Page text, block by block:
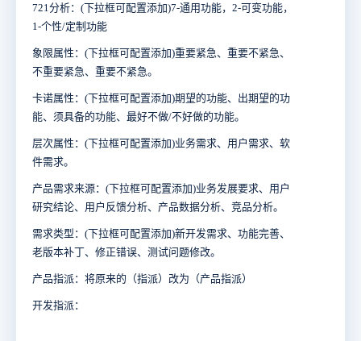
721 分析： (下拉框可配置添加)7-通用功能， 2-可变功能，
1-个性/定制功能
象限属性： (下拉框可配置添加)重要紧急、重要不紧急、
不重要紧急、重要不紧急。
卡诺属性： (下拉框可配置添加)期望的功能、出期望的功
能、须具备的功能、最好不做/不好做的功能。
层次属性： (下拉框可配置添加)业务需求、用户需求、软
件需求。
产品需求来源： (下拉框可配置添加)业务发展要求、用户
研究结论、用户反馈分析、产品数据分析、竞品分析。
需求类型： (下拉框可配置添加)新开发需求、功能完善、
老版本补丁、修正错误、测试问题修改。
产品指派：将原来的（指派）改为（产品指派）
开发指派：